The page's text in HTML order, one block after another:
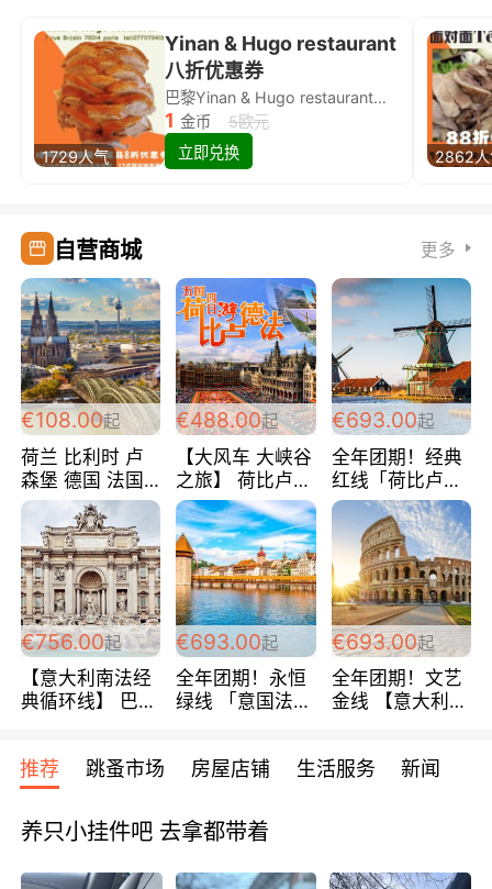
1729人气
Yinan & Hugo restaurant
八折优惠券
巴黎Yinan & Hugo restaurant除简餐类全场8折
1 金币
5欧元
立即兑换
2862
自营商城 更多
€108.00起
荷兰 比利时 卢
森堡 德国 法国
超爽玩遍西欧 循
环线 全程四星宾
馆 108欧/人/天
€488.00起
【大风车 大峡谷
之旅】 荷比卢德
法 巴黎上下 经
典五国四日游
488欧/人
€693.00起
全年团期！经典
红线「荷比卢德
法」七天循环 五
国 仅售99欧/人/
天！巴黎上下！
包拼房~
€756.00起
【意大利南法经
典循环线】 巴黎
宾馆 108欧/天起
全程756欧/位
€693.00起
全年团期！永恒
绿线 「意国法
欧/天起 ~包拼房
€693.00起
全年团期！文艺
金线 【意大利一
每周铁发！
推荐 跳蚤市场 房屋店铺 生活服务 新闻
养只小挂件吧 去拿都带着